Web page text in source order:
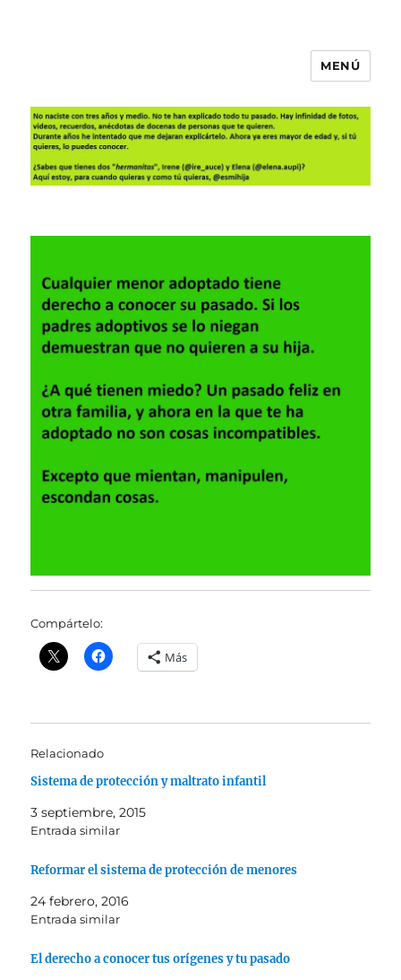
MENÚ
Compártelo:
Más
Relacionado
Sistema de protección y maltrato infantil
3 septiembre, 2015
Entrada similar
Reformar el sistema de protección de menores
24 febrero, 2016
Entrada similar
El derecho a conocer tus orígenes y tu pasado